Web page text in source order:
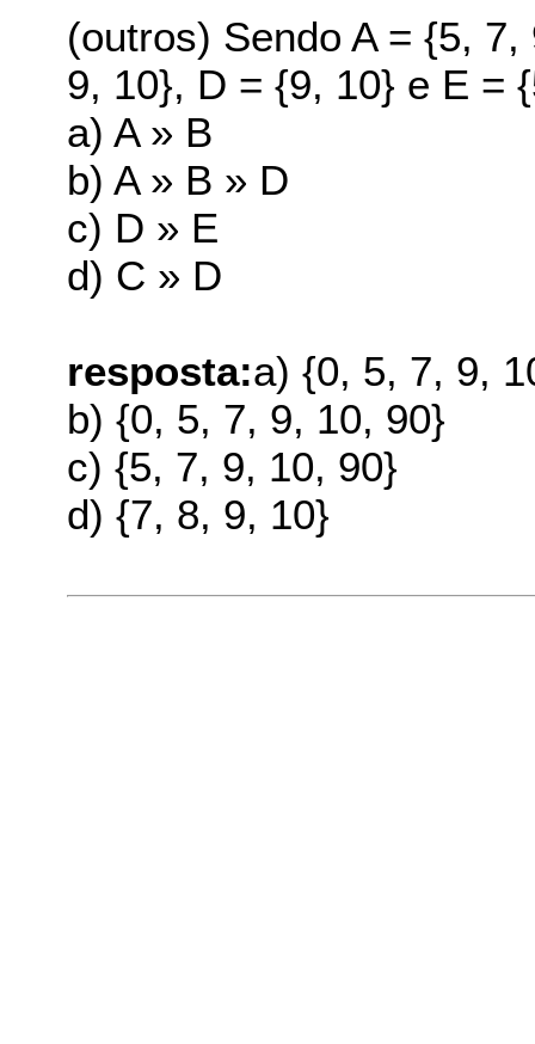
(outros) Sendo A = {5,
9, 10}, D = {9, 10} e E =
a) A » B
b) A » B » D
c) D » E
d) C » D
resposta:a) {0, 5, 7, 9,
b) {0, 5, 7, 9, 10, 90}
c) {5, 7, 9, 10, 90}
d) {7, 8, 9, 10}